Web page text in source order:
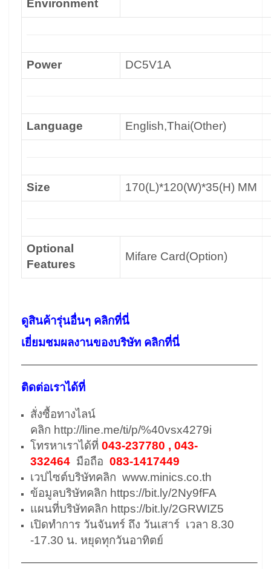
Environment
Power DC5V1A
Language English,Thai(Other)
Size 170(L)*120(W)*35(H) MM
Optional
Features
Mifare Card(Option)
ดูสินค้ารุ่นอื่นๆ คลิกที่นี่
เยี่ยมชมผลงานของบริษัท คลิกที่นี่
————————————————————–
ติดต่อเราได้ที่
สั่งซื้อทางไลน์
คลิก http://line.me/ti/p/%40vsx4279i
โทรหาเราได้ที่ 043-237780 , 043-
332464 มือถือ 083-1417449
เวปไซต์บริษัทคลิก www.minics.co.th
ข้อมูลบริษัทคลิก https://bit.ly/2Ny9fFA
แผนที่บริษัทคลิก https://bit.ly/2GRWIZ5
เปิดทำการ วันจันทร์ ถึง วันเสาร์ เวลา 8.30
-17.30 น. หยุดทุกวันอาทิตย์
————————————————————–